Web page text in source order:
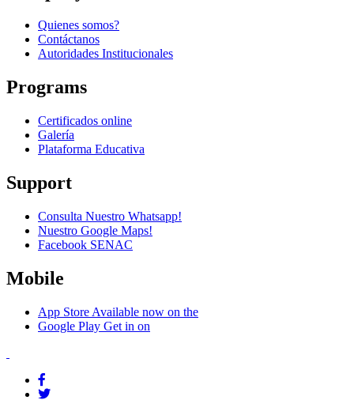
Quienes somos?
Contáctanos
Autoridades Institucionales
Programs
Certificados online
Galería
Plataforma Educativa
Support
Consulta Nuestro Whatsapp!
Nuestro Google Maps!
Facebook SENAC
Mobile
App Store Available now on the
Google Play Get in on